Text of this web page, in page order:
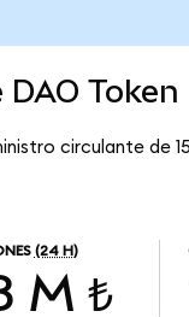
Token
circulante de
(24 H)
M ₺